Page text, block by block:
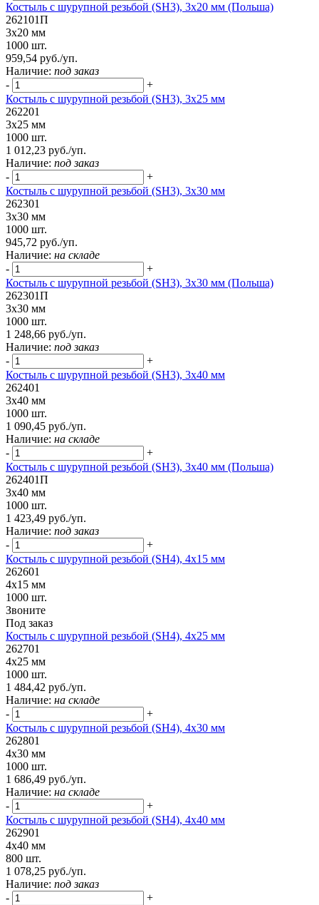
Костыль с шурупной резьбой (SH3), 3х20 мм (Польша)
262101П
3х20 мм
1000 шт.
959,54 руб./уп.
Наличие: под заказ
-
+
Костыль с шурупной резьбой (SH3), 3х25 мм
262201
3х25 мм
1000 шт.
1 012,23 руб./уп.
Наличие: под заказ
-
+
Костыль с шурупной резьбой (SH3), 3х30 мм
262301
3х30 мм
1000 шт.
945,72 руб./уп.
Наличие: на складе
-
+
Костыль с шурупной резьбой (SH3), 3х30 мм (Польша)
262301П
3х30 мм
1000 шт.
1 248,66 руб./уп.
Наличие: под заказ
-
+
Костыль с шурупной резьбой (SH3), 3х40 мм
262401
3х40 мм
1000 шт.
1 090,45 руб./уп.
Наличие: на складе
-
+
Костыль с шурупной резьбой (SH3), 3х40 мм (Польша)
262401П
3х40 мм
1000 шт.
1 423,49 руб./уп.
Наличие: под заказ
-
+
Костыль с шурупной резьбой (SH4), 4х15 мм
262601
4х15 мм
1000 шт.
Звоните
Под заказ
Костыль с шурупной резьбой (SH4), 4х25 мм
262701
4х25 мм
1000 шт.
1 484,42 руб./уп.
Наличие: на складе
-
+
Костыль с шурупной резьбой (SH4), 4х30 мм
262801
4х30 мм
1000 шт.
1 686,49 руб./уп.
Наличие: на складе
-
+
Костыль с шурупной резьбой (SH4), 4х40 мм
262901
4х40 мм
800 шт.
1 078,25 руб./уп.
Наличие: под заказ
-
+